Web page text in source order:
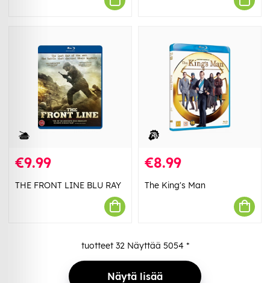
€9.99
THE FRONT LINE BLU RAY
€8.99
The King's Man
tuotteet 32Näyttää 5054 *
Näytä lisää